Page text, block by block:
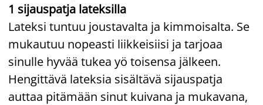
1 sijauspatja lateksilla
Lateksi tuntuu joustavalta ja kimmoisalta. Se
mukautuu nopeasti liikkeisiisi ja tarjoaa
sinulle hyvää tukea yö toisensa jälkeen.
Hengittävä lateksia sisältävä sijauspatja
auttaa pitämään sinut kuivana ja mukavana,